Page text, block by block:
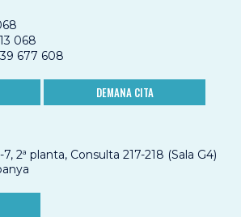
068
677 608
DEMANA CITA
2ª planta, Consulta 217-218 (Sala G4)